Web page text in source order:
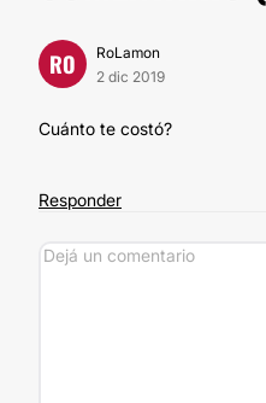
RO
RoLamon
2 dic 2019
Cuánto te costó?
Responder